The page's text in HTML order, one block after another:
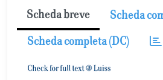
Scheda breve Scheda
Scheda completa (DC)